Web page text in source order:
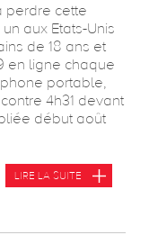
perdre cette
aux Etats-Unis
de 18 ans et
en ligne chaque
portable,
4h31 devant
début août
LIRE LA SUITE